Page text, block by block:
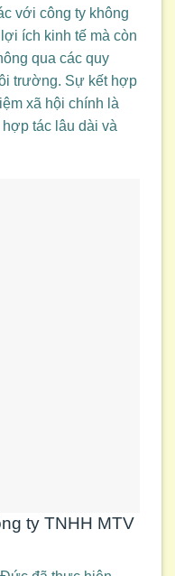
với công ty không
ích kinh tế mà còn
qua các quy
trường. Sự kết hợp
xã hội chính là
tác lâu dài và
ty TNHH MTV